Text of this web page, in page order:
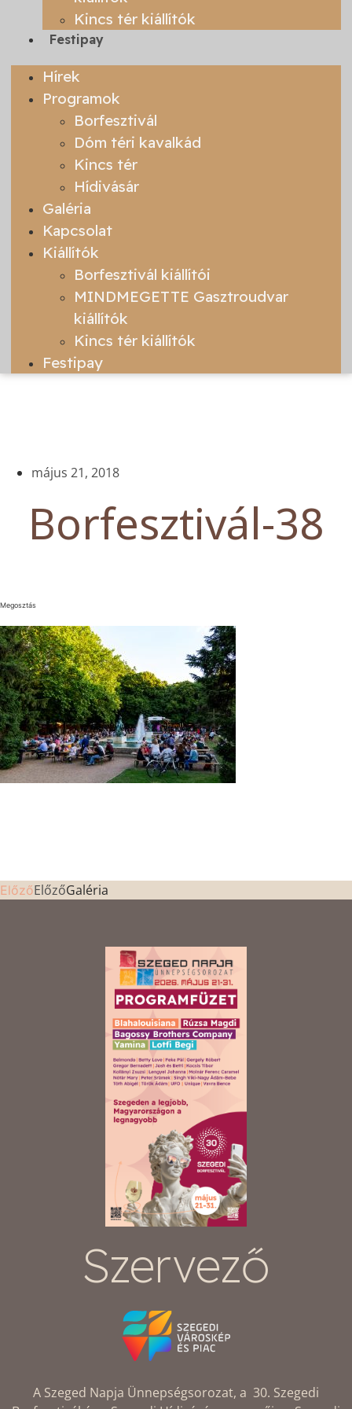
Kincs tér kiállítók
Festipay
Hírek
Programok
Borfesztivál
Dóm téri kavalkád
Kincs tér
Hídivásár
Galéria
Kapcsolat
Kiállítók
Borfesztivál kiállítói
MINDMEGETTE Gasztroudvar
kiállítók
Kincs tér kiállítók
Festipay
május 21, 2018
Borfesztivál-38
Megosztás
ElőzőElőzőGaléria
Szervező
A Szeged Napja Ünnepségsorozat, a 30. Szegedi